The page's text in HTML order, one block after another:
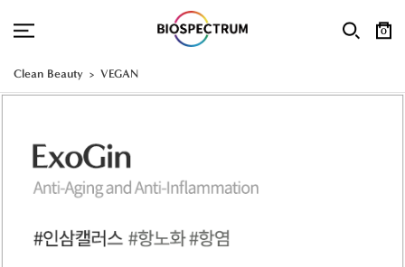
0
Clean Beauty VEGAN